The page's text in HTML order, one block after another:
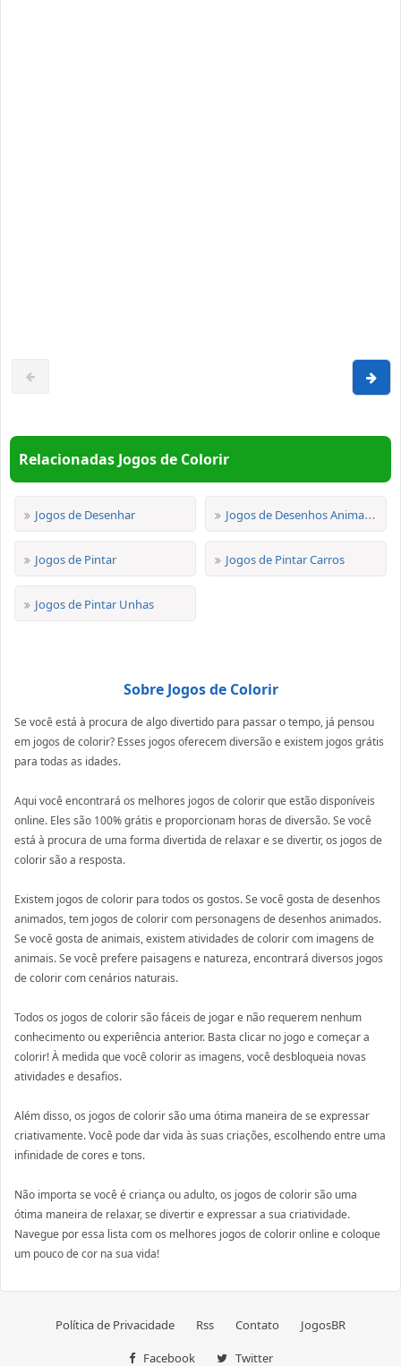
Relacionadas Jogos de Colorir
Jogos de Desenhar Jogos de Desenhos Animados
Jogos de Pintar Jogos de Pintar Carros
Jogos de Pintar Unhas
Sobre Jogos de Colorir
Se você está à procura de algo divertido para passar o tempo, já pensou
em jogos de colorir? Esses jogos oferecem diversão e existem jogos grátis
para todas as idades.
Aqui você encontrará os melhores jogos de colorir que estão disponíveis
online. Eles são 100% grátis e proporcionam horas de diversão. Se você
está à procura de uma forma divertida de relaxar e se divertir, os jogos de
colorir são a resposta.
Existem jogos de colorir para todos os gostos. Se você gosta de desenhos
animados, tem jogos de colorir com personagens de desenhos animados.
Se você gosta de animais, existem atividades de colorir com imagens de
animais. Se você prefere paisagens e natureza, encontrará diversos jogos
de colorir com cenários naturais.
Todos os jogos de colorir são fáceis de jogar e não requerem nenhum
conhecimento ou experiência anterior. Basta clicar no jogo e começar a
colorir! À medida que você colorir as imagens, você desbloqueia novas
atividades e desafios.
Além disso, os jogos de colorir são uma ótima maneira de se expressar
criativamente. Você pode dar vida às suas criações, escolhendo entre uma
infinidade de cores e tons.
Não importa se você é criança ou adulto, os jogos de colorir são uma
ótima maneira de relaxar, se divertir e expressar a sua criatividade.
Navegue por essa lista com os melhores jogos de colorir online e coloque
um pouco de cor na sua vida!
Política de Privacidade Rss Contato JogosBR
Facebook Twitter